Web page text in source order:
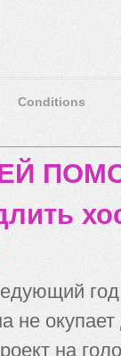
Conditions
не
на